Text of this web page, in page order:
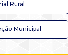
Rural
Municipal